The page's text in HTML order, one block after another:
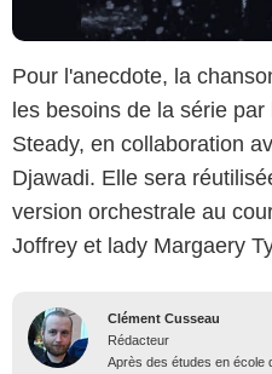
Pour l'anecdote, la
les besoins de la série
Steady, en collaboration
Djawadi. Elle sera
version orchestrale au
Joffrey et lady Margaery
Clément Cusseau
Rédacteur
Après des études en école